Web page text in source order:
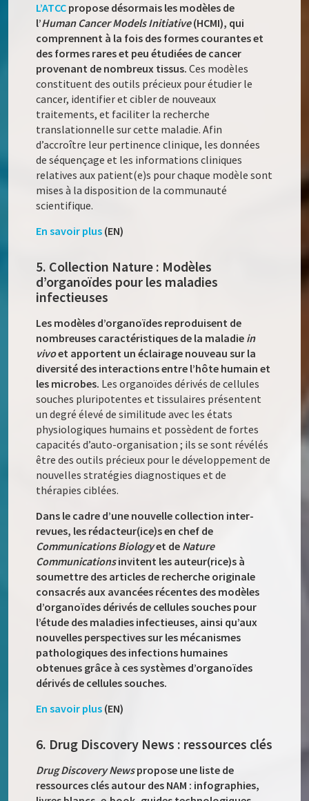
L’ATCC propose désormais les modèles de
l’Human Cancer Models Initiative(HCMI), qui
comprennent à la fois des formes courantes et
des formes rares et peu étudiées de cancer
provenant de nombreux tissus.Ces modèles
constituent des outils précieux pour étudier le
cancer, identifier et cibler de nouveaux
traitements, et faciliter la recherche
translationnelle sur cette maladie. Afin
d’accroître leur pertinence clinique, les données
de séquençage et les informations cliniques
relatives aux patient(e)s pour chaque modèle sont
mises à la disposition de la communauté
scientifique.
En savoir plus (EN)
5. Collection Nature : Modèles
d’organoïdes pour les maladies
infectieuses
Les modèles d’organoïdes reproduisent de
nombreuses caractéristiques de la maladie in
vivoet apportent un éclairage nouveau sur la
diversité des interactions entre l’hôte humain et
les microbes. Les organoïdes dérivés de cellules
souches pluripotentes et tissulaires présentent
un degré élevé de similitude avec les états
physiologiques humains et possèdent de fortes
capacités d’auto-organisation ; ils se sont révélés
être des outils précieux pour le développement de
nouvelles stratégies diagnostiques et de
thérapies ciblées.
Dans le cadre d’une nouvelle collection inter-
revues, les rédacteur(ice)s en chef de
Communications Biologyet de Nature
Communicationsinvitent les auteur(rice)s à
soumettre des articles de recherche originale
consacrés aux avancées récentes des modèles
d’organoïdes dérivés de cellules souches pour
l’étude des maladies infectieuses, ainsi qu’aux
nouvelles perspectives sur les mécanismes
pathologiques des infections humaines
obtenues grâce à ces systèmes d’organoïdes
dérivés de cellules souches.
En savoir plus (EN)
6. Drug Discovery News : ressources clés
Drug Discovery Newspropose une liste de
ressources clés autour des NAM : infographies,